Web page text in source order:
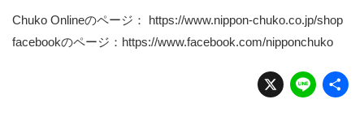
Chuko Onlineのページ： https://www.nippon-chuko.co.jp/shop
facebookのページ： https://www.facebook.com/nipponchuko
X Li
n